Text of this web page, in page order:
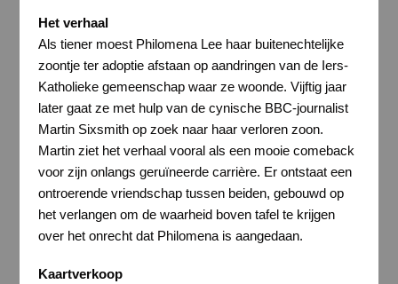
Het verhaal
Als tiener moest Philomena Lee haar buitenechtelijke
zoontje ter adoptie afstaan op aandringen van de Iers-
Katholieke gemeenschap waar ze woonde. Vijftig jaar
later gaat ze met hulp van de cynische BBC-journalist
Martin Sixsmith op zoek naar haar verloren zoon.
Martin ziet het verhaal vooral als een mooie comeback
voor zijn onlangs geruïneerde carrière. Er ontstaat een
ontroerende vriendschap tussen beiden, gebouwd op
het verlangen om de waarheid boven tafel te krijgen
over het onrecht dat Philomena is aangedaan.
Kaartverkoop